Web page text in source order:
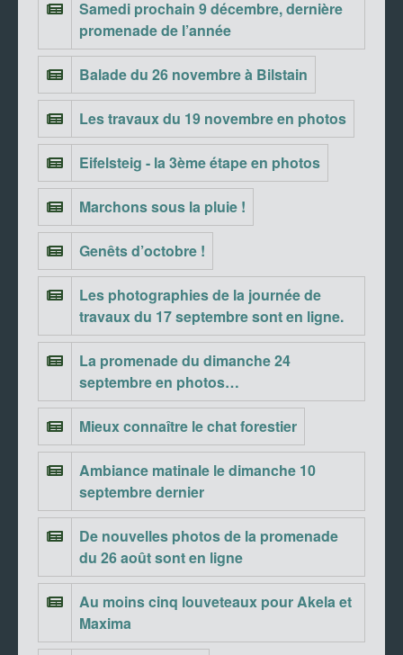
Samedi prochain 9 décembre, dernière
promenade de l’année
Balade du 26 novembre à Bilstain
Les travaux du 19 novembre en photos
Eifelsteig - la 3ème étape en photos
Marchons sous la pluie !
Genêts d’octobre !
Les photographies de la journée de
travaux du 17 septembre sont en ligne.
La promenade du dimanche 24
septembre en photos…
Mieux connaître le chat forestier
Ambiance matinale le dimanche 10
septembre dernier
De nouvelles photos de la promenade
du 26 août sont en ligne
Au moins cinq louveteaux pour Akela et
Maxima